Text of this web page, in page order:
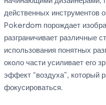
действенных инструментов
Pokerdom порождает
разграничивает различные
использования понятных
около части усиливает его
эффект “воздуха”, который
фокусироваться.